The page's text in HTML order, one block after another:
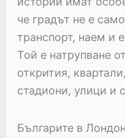
че градът не е
транспорт, наем и
Той е натрупване
открития,
стадиони, улици и
Българите в